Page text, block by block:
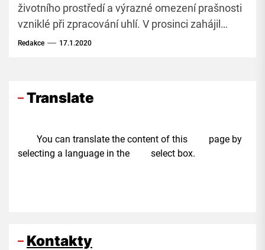
životního prostředí a výrazné omezení prašnosti
vzniklé při zpracování uhlí. V prosinci zahájil
zkušební provoz nový průmyslový vysavač v
Redakce 17.1.2020
Translate
You can translate the content of this page by
selecting a language in the select box.
Kontakty